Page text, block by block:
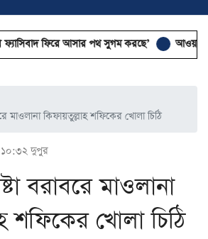
ফিরে আসার পথ সুগম করছে’ আওয়ামী নৃশংসতার
মাওলানা কিফায়তুল্লাহ শফিকের খোলা চিঠি
দুপুর
বরাবরে মাওলানা
শফিকের খোলা চিঠি